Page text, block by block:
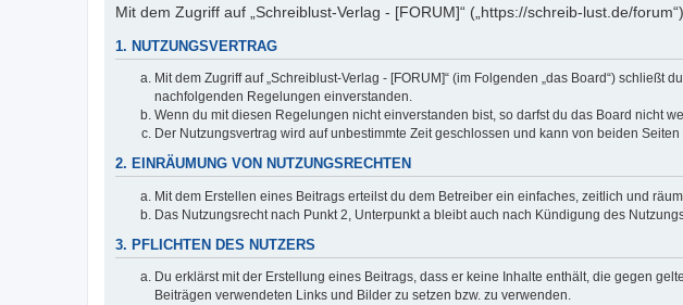
Mit dem Zugriff auf „Schreiblust-Verlag - [FORUM]“ („https://schreib-lust.de/
1. NUTZUNGSVERTRAG
Mit dem Zugriff auf „Schreiblust-Verlag - [FORUM]“ (im Folgenden „das Board“)
nachfolgenden Regelungen einverstanden.
Wenn du mit diesen Regelungen nicht einverstanden bist, so darfst du das Board nicht
Der Nutzungsvertrag wird auf unbestimmte Zeit geschlossen und kann von beiden
2. EINRÄUMUNG VON NUTZUNGSRECHTEN
Mit dem Erstellen eines Beitrags erteilst du dem Betreiber ein einfaches, zeitlich und
Das Nutzungsrecht nach Punkt 2, Unterpunkt a bleibt auch nach Kündigung des
3. PFLICHTEN DES NUTZERS
Du erklärst mit der Erstellung eines Beitrags, dass er keine Inhalte enthält, die gegen
Beiträgen verwendeten Links und Bilder zu setzen bzw. zu verwenden.